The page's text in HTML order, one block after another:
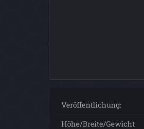
Veröffentlichung:
Höhe/Breite/Gewicht